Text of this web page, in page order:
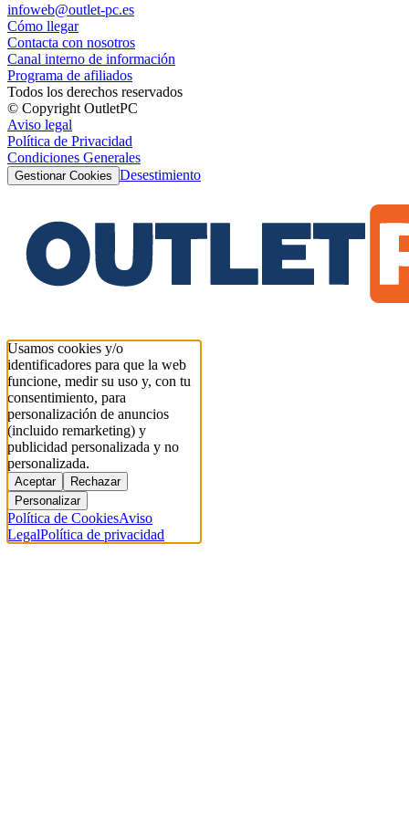
infoweb@outlet-pc.es
Cómo llegar
Contacta con nosotros
Canal interno de información
Programa de afiliados
Todos los derechos reservados
© Copyright OutletPC
Aviso legal
Política de Privacidad
Condiciones Generales
Gestionar Cookies Desestimiento
Usamos cookies y/o
identificadores para que la web
funcione, medir su uso y, con tu
consentimiento, para
personalización de anuncios
(incluido remarketing) y
publicidad personalizada y no
personalizada.
Aceptar
Rechazar
Personalizar
Política de CookiesAviso
LegalPolítica de privacidad